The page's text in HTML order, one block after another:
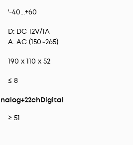
'-40...+60
D: DC 12V/1A
A: AC (150~265)
190 x 110 x 52
≤ 8
≥ 51